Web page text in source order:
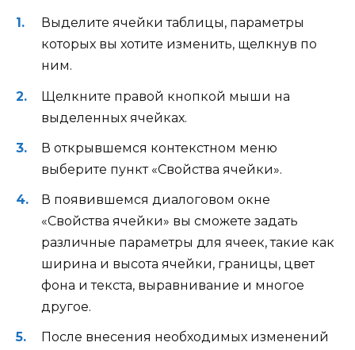
Выделите ячейки таблицы, параметры
которых вы хотите изменить, щелкнув по
ним.
Щелкните правой кнопкой мыши на
выделенных ячейках.
В открывшемся контекстном меню
выберите пункт «Свойства ячейки».
В появившемся диалоговом окне
«Свойства ячейки» вы сможете задать
различные параметры для ячеек, такие как
ширина и высота ячейки, границы, цвет
фона и текста, выравнивание и многое
другое.
После внесения необходимых изменений